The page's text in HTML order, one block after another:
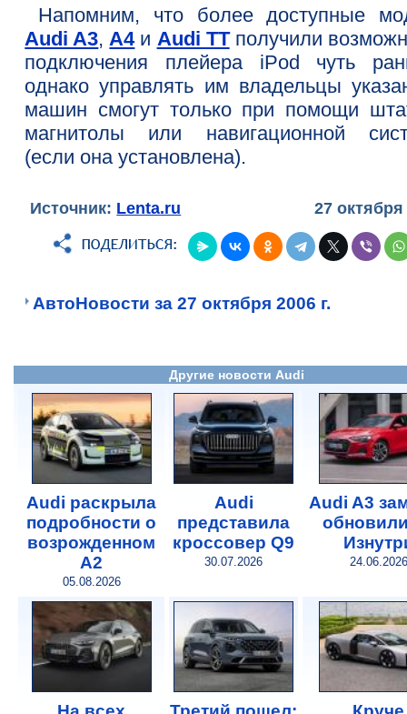
Напомним, что более доступные
Audi A3, A4и Audi TTполучили
подключения плейера iPod чуть
однако управлять им владельцы
машин смогут только при помощи
магнитолы или навигационной
(если она установлена).
Источник: Lenta.ru 27 октября
АвтоНовости за 27 октября 2006 г.
Другие новости Audi
Audi раскрыла
подробности о
возрожденном
A2
05.08.2026
Audi
представила
кроссовер Q9
30.07.2026
Audi A3
24.06.2026